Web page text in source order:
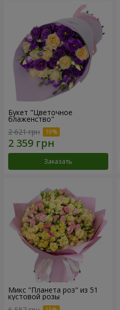
Букет "Цветочное
блаженство"
2 621 грн
Заказать
Микс "Планета роз" из 51
кустовой розы